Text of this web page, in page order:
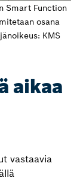
Smart Function
osana
KMS
aikaa
vastaavia